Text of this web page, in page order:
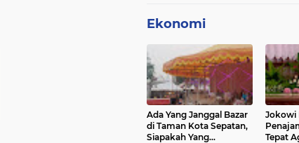
Ekonomi
Ada Yang Janggal Bazar
di Taman Kota Sepatan,
Siapakah Yang
Jokowi
Tepat